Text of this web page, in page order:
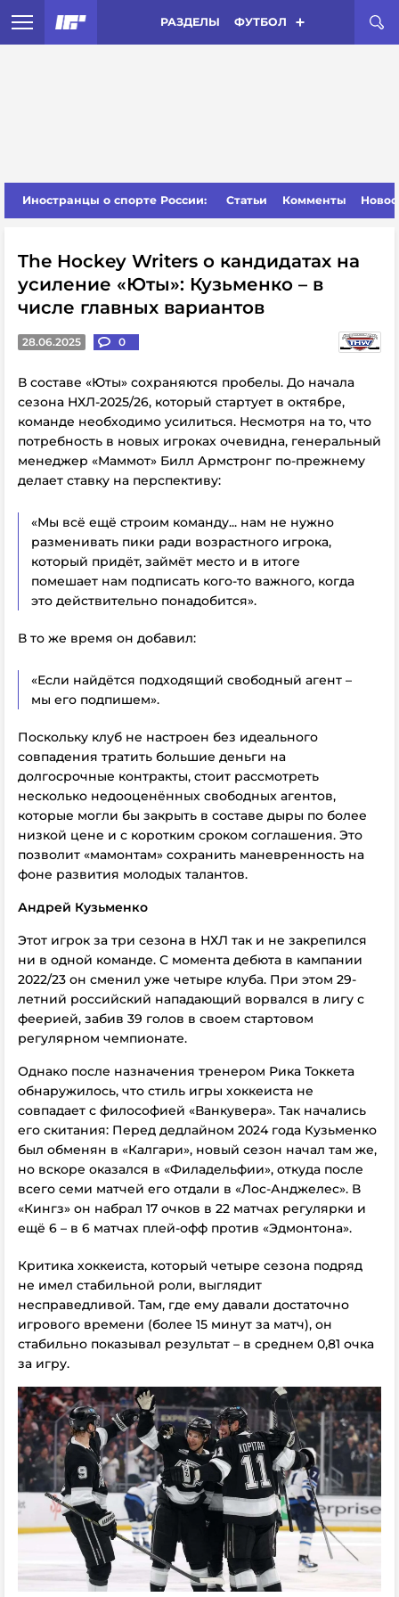
РАЗДЕЛЫ ФУТБОЛ
Иностранцы о спорте России: Статьи Комменты
The Hockey Writers о кандидатах на
усиление «Юты»: Кузьменко – в
числе главных вариантов
28.06.2025 0
В составе «Юты» сохраняются пробелы. До начала
сезона НХЛ-2025/26, который стартует в октябре,
команде необходимо усилиться. Несмотря на то, что
потребность в новых игроках очевидна, генеральный
менеджер «Маммот» Билл Армстронг по-прежнему
делает ставку на перспективу:
«Мы всё ещё строим команду... нам не нужно
разменивать пики ради возрастного игрока,
который придёт, займёт место и в итоге
помешает нам подписать кого-то важного, когда
это действительно понадобится».
В то же время он добавил:
«Если найдётся подходящий свободный агент –
мы его подпишем».
Поскольку клуб не настроен без идеального
совпадения тратить большие деньги на
долгосрочные контракты, стоит рассмотреть
несколько недооценённых свободных агентов,
которые могли бы закрыть в составе дыры по более
низкой цене и с коротким сроком соглашения. Это
позволит «мамонтам» сохранить маневренность на
фоне развития молодых талантов.
Андрей Кузьменко
Этот игрок за три сезона в НХЛ так и не закрепился
ни в одной команде. С момента дебюта в кампании
2022/23 он сменил уже четыре клуба. При этом 29-
летний российский нападающий ворвался в лигу с
феерией, забив 39 голов в своем стартовом
регулярном чемпионате.
Однако после назначения тренером Рика Токкета
обнаружилось, что стиль игры хоккеиста не
совпадает с философией «Ванкувера». Так начались
его скитания: Перед дедлайном 2024 года Кузьменко
был обменян в «Калгари», новый сезон начал там же,
но вскоре оказался в «Филадельфии», откуда после
всего семи матчей его отдали в «Лос-Анджелес». В
«Кингз» он набрал 17 очков в 22 матчах регулярки и
ещё 6 – в 6 матчах плей-офф против «Эдмонтона».
Критика хоккеиста, который четыре сезона подряд
не имел стабильной роли, выглядит
несправедливой. Там, где ему давали достаточно
игрового времени (более 15 минут за матч), он
стабильно показывал результат – в среднем 0,81 очка
за игру.